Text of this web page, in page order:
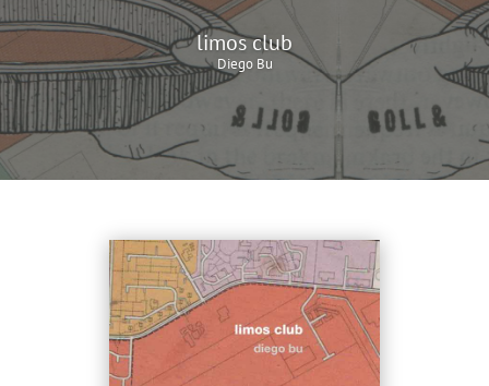
limos club
Diego Bu